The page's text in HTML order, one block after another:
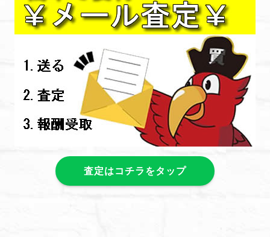
査定はコチラをタップ